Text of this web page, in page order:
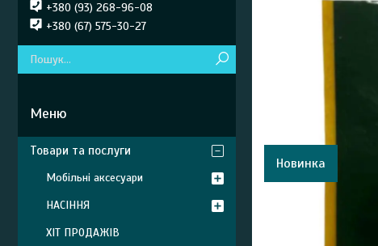
Новинка
+380 (93) 268-96-08
+380 (67) 575-30-27
Товари та послуги
Мобільні аксесуари
НАСІННЯ
ХІТ ПРОДАЖІВ